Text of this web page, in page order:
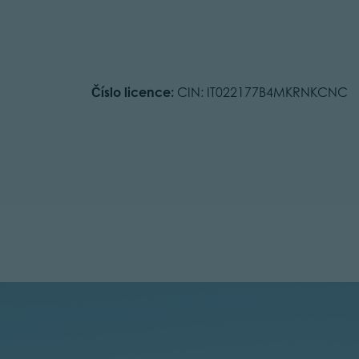
Číslo licence: CIN: IT022177B4MKRNKCNC